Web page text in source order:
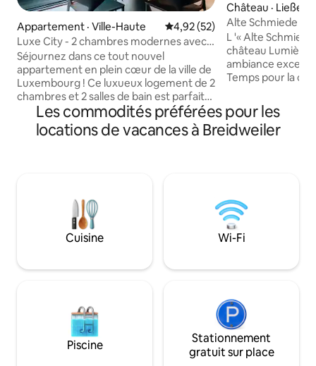
Appartement · Ville-Haute Note moyenne de 4,92 sur 5,
4,92 (52)
Luxe City - 2 chambres modernes avec
balcon
Séjournez dans ce tout nouvel
appartement en plein cœur de la ville de
Luxembourg ! Ce luxueux logement de 2
chambres et 2 salles de bain est parfait
pour les familles et les voyageurs
d'affaires. Entièrement équipé avec des
équipements haut de gamme, y compris
d'un mobilier haut de gamme et d'une
literie de luxe pour un confort ultime. À
quelques pas des commerces, des
restaurants et du parc Hamilius, avec
porte. Confort pur
Château · Ließem
Alte Schmiede -
l'Eifel
L '« Alte
château
ambiance
Temps pour la
en scène de
les éléments
admirez la
impressionnante
en grès. Profitez
dans le château
Les commodités préférées pour les
locations de vacances à Breidweiler
Cuisine Wi-Fi
Piscine
Stationnement
gratuit sur place